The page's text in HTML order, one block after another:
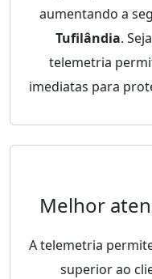
aumentando a
Tufilândia.
telemetria
imediatas para
Melhor
A telemetria
superior ao